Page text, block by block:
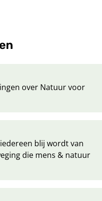
over Natuur voor
blij wordt van
die mens & natuur